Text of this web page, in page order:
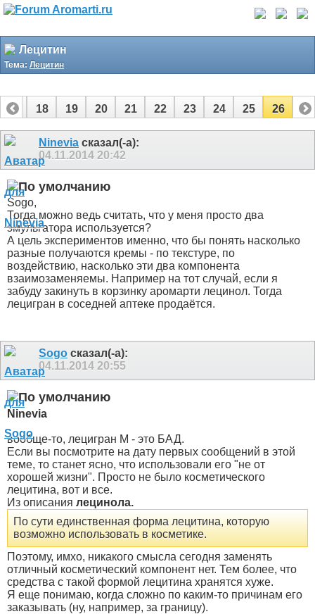
Лецитин
Тема: Лецитин
17 18 19 20 21 22 23 24 25 26
Ninevia сказал(-а):
04.11.2014 20:42
Sogo,
Тогда можно ведь считать, что у меня просто два
эмульгатора используется?
А цель экспериментов именно, что бы понять насколько
разные получаются кремы - по текстуре, по
воздействию, насколько эти два компонента
взаимозаменяемы. Например на тот случай, если я
забуду закинуть в корзинку аромарти лецинол. Тогда
лецигран в соседней аптеке продаётся.
Sogo сказал(-а):
04.11.2014 20:55
Ninevia
вообще-то, лецигран М - это БАД.
Если вы посмотрите на дату первых сообщений в этой
теме, то станет ясно, что использовали его "не от
хорошей жизни". Просто не было косметического
лецитина, вот и все.
Из описания лецинола.
По сути единственная форма лецитина, которую
возможно использовать в косметике.
Поэтому, имхо, никакого смысла сегодня заменять
отличный косметический компонент нет. Тем более, что
средства с такой формой лецитина хранятся хуже.
Я еще понимаю, когда сложно по каким-то причинам его
заказывать (ну, например, за границу).